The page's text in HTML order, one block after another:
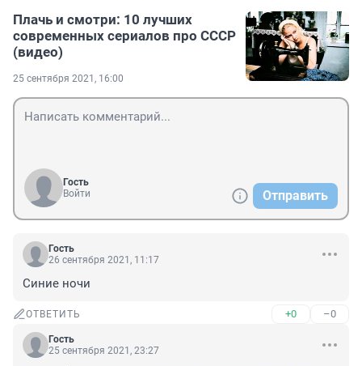
Плачь и смотри: 10 лучших
современных сериалов про СССР
(видео)
25 сентября 2021, 16:00
Гость
Войти
Отправить
Гость
26 сентября 2021, 11:17
Синие ночи
ОТВЕТИТЬ +0 –0
Гость
25 сентября 2021, 23:27